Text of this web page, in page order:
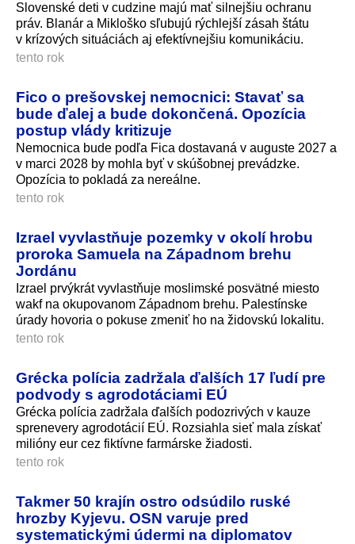
Slovenské deti v cudzine majú mať silnejšiu ochranu
práv. Blanár a Mikloško sľubujú rýchlejší zásah štátu
v krízových situáciách aj efektívnejšiu komunikáciu.
tento rok
Fico o prešovskej nemocnici: Stavať sa
bude ďalej a bude dokončená. Opozícia
postup vlády kritizuje
Nemocnica bude podľa Fica dostavaná v auguste 2027 a
v marci 2028 by mohla byť v skúšobnej prevádzke.
Opozícia to pokladá za nereálne.
tento rok
Izrael vyvlastňuje pozemky v okolí hrobu
proroka Samuela na Západnom brehu
Jordánu
Izrael prvýkrát vyvlastňuje moslimské posvätné miesto
wakf na okupovanom Západnom brehu. Palestínske
úrady hovoria o pokuse zmeniť ho na židovskú lokalitu.
tento rok
Grécka polícia zadržala ďalších 17 ľudí pre
podvody s agrodotáciami EÚ
Grécka polícia zadržala ďalších podozrivých v kauze
sprenevery agrodotácií EÚ. Rozsiahla sieť mala získať
milióny eur cez fiktívne farmárske žiadosti.
tento rok
Takmer 50 krajín ostro odsúdilo ruské
hrozby Kyjevu. OSN varuje pred
systematickými údermi na diplomatov